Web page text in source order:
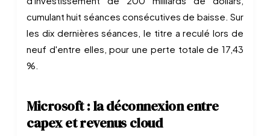
cumulant huit séances consécutives de baisse. Sur
les dix dernières séances, le titre a reculé lors de
neuf d'entre elles, pour une perte totale de 17,43
%.
Microsoft : la déconnexion entre
capex et revenus cloud